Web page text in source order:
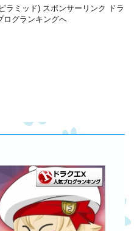
ラミッド) スポンサーリンク ドラ
ログランキングへ